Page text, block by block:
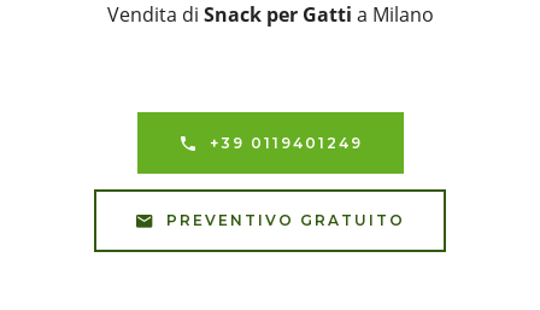
Vendita di Snack per Gatti a Milano
+39 0119401249
PREVENTIVO GRATUITO